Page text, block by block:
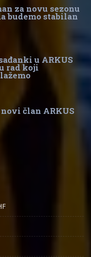
za novu sezonu
budemo stabilan
u ARKUS
rad koji
član ARKUS